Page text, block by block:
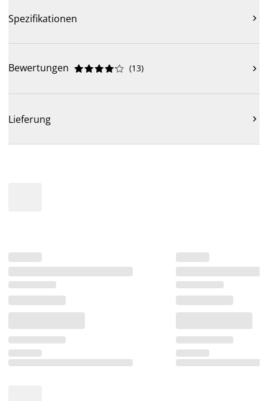
Spezifikationen 
Bewertungen 




 (13) 
Lieferung 